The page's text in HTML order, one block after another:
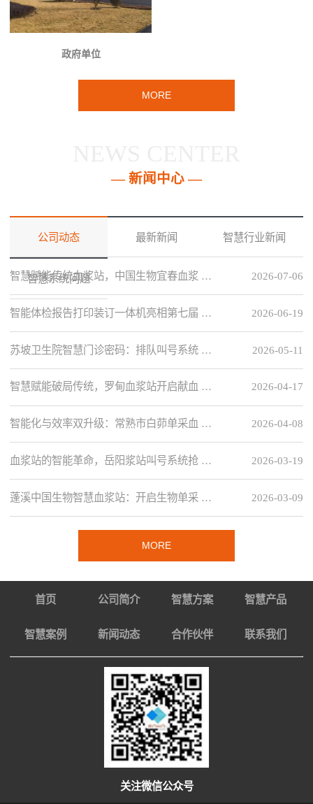
政府单位
MORE
— 新闻中心 —
公司动态 最新新闻 智慧行业新闻
智慧系统问题 2026-07-06
智慧赋能传统血浆站，中国生物宜春血浆 …
2026-06-19
智能体检报告打印装订一体机亮相第七届 …
2026-05-11
苏坡卫生院智慧门诊密码：排队叫号系统 …
2026-04-17
智慧赋能破局传统，罗甸血浆站开启献血 …
2026-04-08
智能化与效率双升级：常熟市白茆单采血 …
2026-03-19
血浆站的智能革命，岳阳浆站叫号系统抢 …
2026-03-09
蓬溪中国生物智慧血浆站：开启生物单采 …
MORE
首页 公司简介 智慧方案 智慧产品
智慧案例 新闻动态 合作伙伴 联系我们
关注微信公众号